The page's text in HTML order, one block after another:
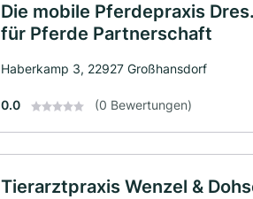
Die mobile Pferdepraxis
für Pferde Partnerschaft
Haberkamp 3, 22927 Großhansdorf
0.0 (0 Bewertungen)
Tierarztpraxis Wenzel &